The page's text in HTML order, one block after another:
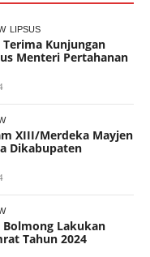
LIPSUS
Kunjungan
Menteri Pertahanan
XIII/Merdeka Mayjen
Dikabupaten
Bolmong Lakukan
Tahun 2024